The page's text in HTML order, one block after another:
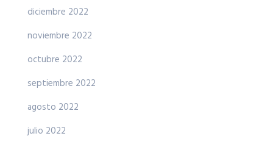
diciembre 2022
noviembre 2022
octubre 2022
septiembre 2022
agosto 2022
julio 2022